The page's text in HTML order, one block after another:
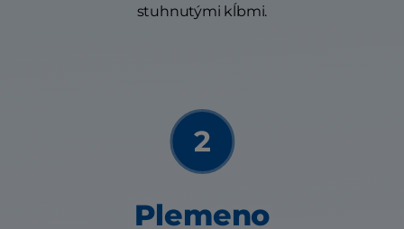
stuhnutými kĺbmi.
Plemeno